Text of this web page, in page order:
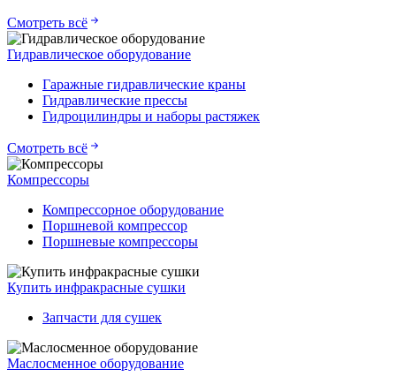
Смотреть всё
Гидравлическое оборудование
Гаражные гидравлические краны
Гидравлические прессы
Гидроцилиндры и наборы растяжек
Смотреть всё
Компрессоры
Компрессорное оборудование
Поршневой компрессор
Поршневые компрессоры
Купить инфракрасные сушки
Запчасти для сушек
Маслосменное оборудование